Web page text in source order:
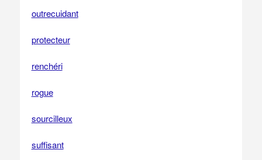
outrecuidant
protecteur
renchéri
rogue
sourcilleux
suffisant